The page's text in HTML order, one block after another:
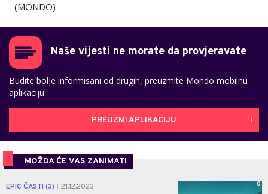
(MONDO)
Naše vijesti ne morate da provjeravate
Budite bolje informisani od drugih, preuzmite Mondo mobilnu
aplikaciju
PREUZMI APLIKACIJU
MOŽDA ĆE VAS ZANIMATI
EPIC ČASTI (3) 21.12.2023. 0